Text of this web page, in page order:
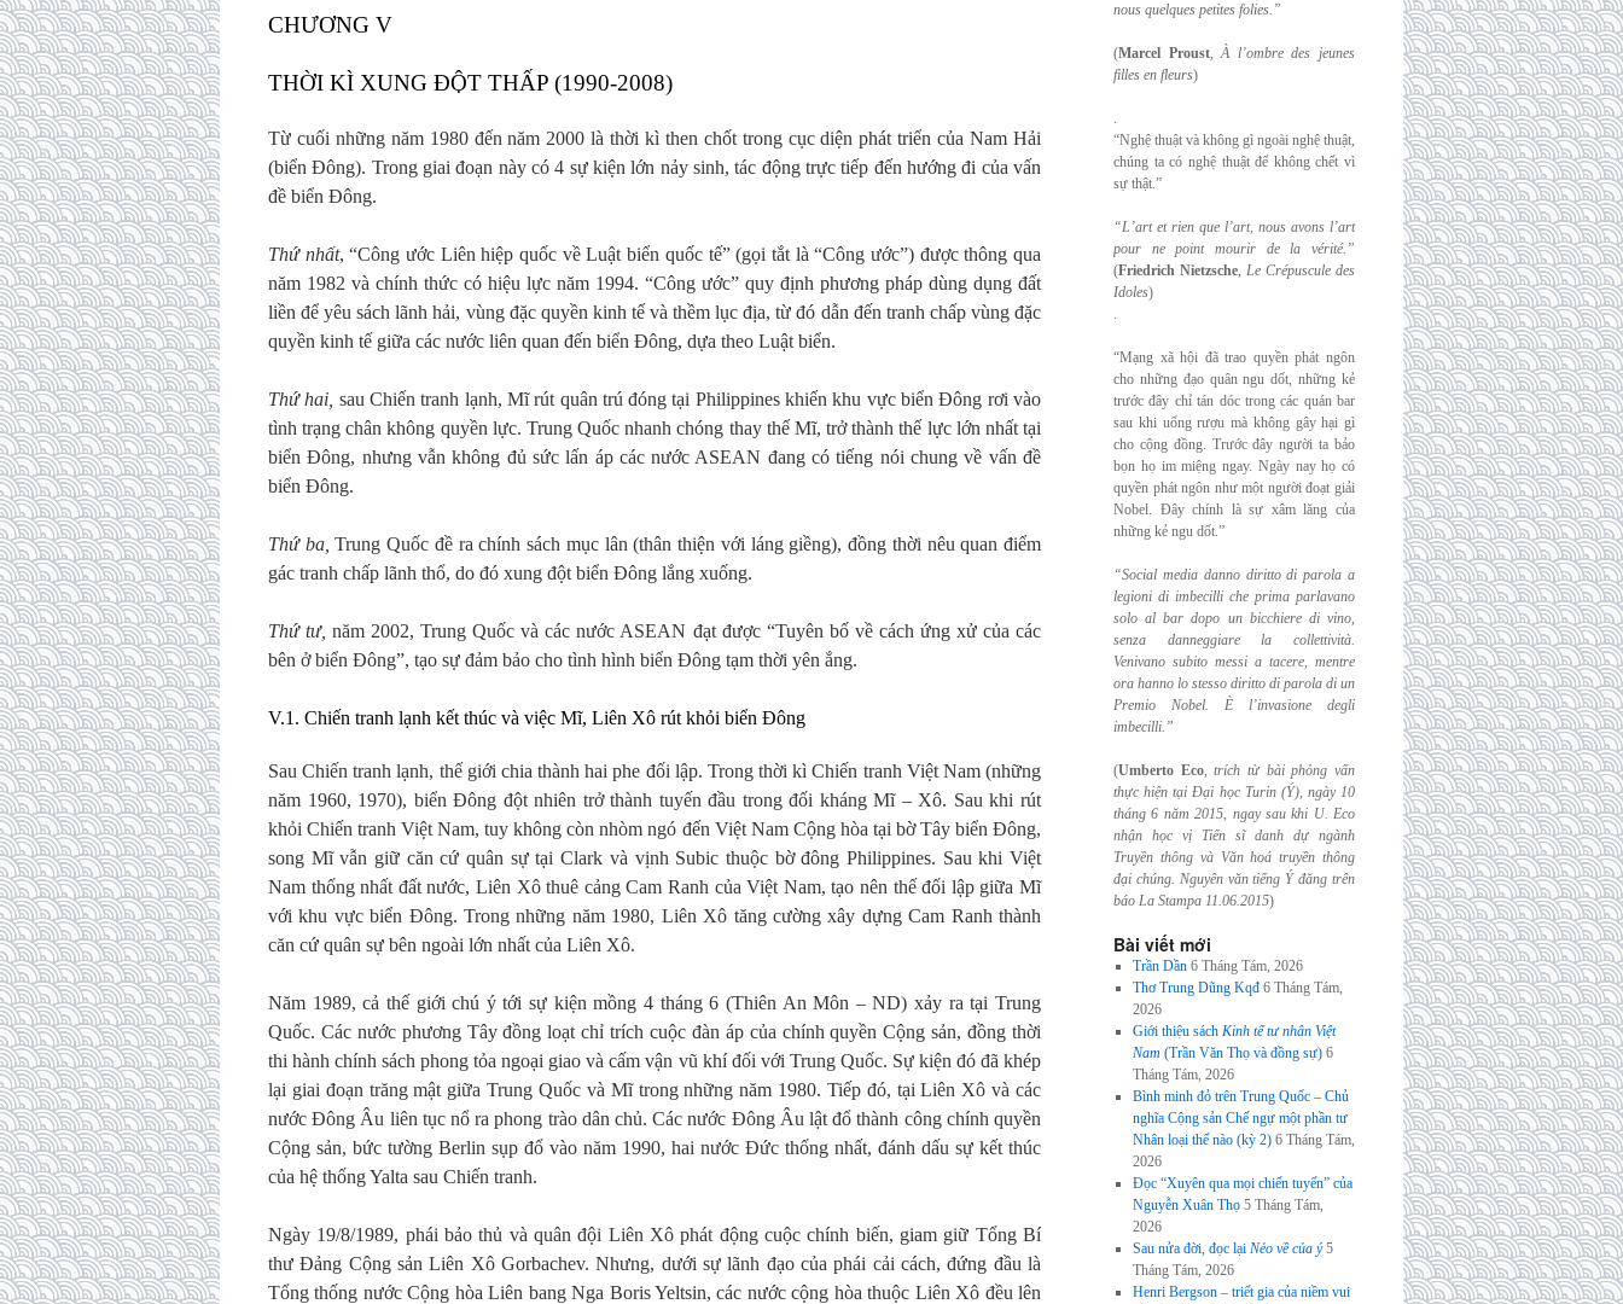
CHƯƠNG V
THỜI KÌ XUNG ĐỘT THẤP (1990-2008)
Từ cuối những năm 1980 đến năm 2000 là thời kì then chốt trong cục diện phát triển của Nam Hải
(biển Đông). Trong giai đoạn này có 4 sự kiện lớn nảy sinh, tác động trực tiếp đến hướng đi của vấn
đề biển Đông.
Thứ nhất, “Công ước Liên hiệp quốc về Luật biển quốc tế” (gọi tắt là “Công ước”) được thông qua
năm 1982 và chính thức có hiệu lực năm 1994. “Công ước” quy định phương pháp dùng dụng đất
liền để yêu sách lãnh hải, vùng đặc quyền kinh tế và thềm lục địa, từ đó dẫn đến tranh chấp vùng đặc
quyền kinh tế giữa các nước liên quan đến biển Đông, dựa theo Luật biển.
Thứ hai, sau Chiến tranh lạnh, Mĩ rút quân trú đóng tại Philippines khiến khu vực biển Đông rơi vào
tình trạng chân không quyền lực. Trung Quốc nhanh chóng thay thế Mĩ, trở thành thế lực lớn nhất tại
biển Đông, nhưng vẫn không đủ sức lấn áp các nước ASEAN đang có tiếng nói chung về vấn đề
biển Đông.
Thứ ba,Trung Quốc đề ra chính sách mục lân (thân thiện với láng giềng), đồng thời nêu quan điểm
gác tranh chấp lãnh thổ, do đó xung đột biển Đông lắng xuống.
Thứ tư, năm 2002, Trung Quốc và các nước ASEAN đạt được “Tuyên bố về cách ứng xử của các
bên ở biển Đông”, tạo sự đảm bảo cho tình hình biển Đông tạm thời yên ắng.
V.1. Chiến tranh lạnh kết thúc và việc Mĩ, Liên Xô rút khỏi biển Đông
Sau Chiến tranh lạnh, thế giới chia thành hai phe đối lập. Trong thời kì Chiến tranh Việt Nam (những
năm 1960, 1970), biển Đông đột nhiên trở thành tuyến đầu trong đối kháng Mĩ – Xô. Sau khi rút
khỏi Chiến tranh Việt Nam, tuy không còn nhòm ngó đến Việt Nam Cộng hòa tại bờ Tây biển Đông,
song Mĩ vẫn giữ căn cứ quân sự tại Clark và vịnh Subic thuộc bờ đông Philippines. Sau khi Việt
Nam thống nhất đất nước, Liên Xô thuê cảng Cam Ranh của Việt Nam, tạo nên thế đối lập giữa Mĩ
với khu vực biển Đông. Trong những năm 1980, Liên Xô tăng cường xây dựng Cam Ranh thành
căn cứ quân sự bên ngoài lớn nhất của Liên Xô.
Năm 1989, cả thế giới chú ý tới sự kiện mồng 4 tháng 6 (Thiên An Môn – ND) xảy ra tại Trung
Quốc. Các nước phương Tây đồng loạt chỉ trích cuộc đàn áp của chính quyền Cộng sản, đồng thời
thi hành chính sách phong tỏa ngoại giao và cấm vận vũ khí đối với Trung Quốc. Sự kiện đó đã khép
lại giai đoạn trăng mật giữa Trung Quốc và Mĩ trong những năm 1980. Tiếp đó, tại Liên Xô và các
nước Đông Âu liên tục nổ ra phong trào dân chủ. Các nước Đông Âu lật đổ thành công chính quyền
Cộng sản, bức tường Berlin sụp đổ vào năm 1990, hai nước Đức thống nhất, đánh dấu sự kết thúc
của hệ thống Yalta sau Chiến tranh.
Ngày 19/8/1989, phái bảo thủ và quân đội Liên Xô phát động cuộc chính biến, giam giữ Tổng Bí
thư Đảng Cộng sản Liên Xô Gorbachev. Nhưng, dưới sự lãnh đạo của phái cải cách, đứng đầu là
Tổng thống nước Cộng hòa Liên bang Nga Boris Yeltsin, các nước cộng hòa thuộc Liên Xô đều lên
nous quelques petites folies.”
(Marcel Proust,À l’ombre des jeunes
filles en fleurs)
.
“Nghệ thuật và không gì ngoài nghệ thuật,
chúng ta có nghệ thuật để không chết vì
sự thật.”
“L’art et rien que l’art, nous avons l’art
pour ne point mourir de la vérité.”
(Friedrich Nietzsche, Le Crépuscule des
Idoles)
.
“Mạng xã hội đã trao quyền phát ngôn
cho những đạo quân ngu dốt, những kẻ
trước đây chỉ tán dóc trong các quán bar
sau khi uống rượu mà không gây hại gì
cho cộng đồng. Trước đây người ta bảo
bọn họ im miệng ngay. Ngày nay họ có
quyền phát ngôn như một người đoạt giải
Nobel. Đây chính là sự xâm lăng của
những kẻ ngu dốt.”
“Social media danno diritto di parola a
legioni di imbecilli che prima parlavano
solo albar dopo un bicchiere di vino,
senza danneggiare la collettività.
Venivano subito messi a tacere, mentre
ora hanno lo stesso diritto di parola di un
Premio Nobel. È l’invasione degli
imbecilli.”
(Umberto Eco,trích từ bài phỏng vấn
thực hiện tại Đại học Turin (Ý), ngày 10
tháng 6 năm 2015, ngay sau khi U. Eco
nhận học vị Tiến sĩ danh dự ngành
Truyền thông và Văn hoá truyền thông
đại chúng. Nguyên văn tiếng Ý đăng trên
báo La Stampa 11.06.2015)
Bài viết mới
Trần Dần 6 Tháng Tám, 2026
Thơ Trung Dũng Kqđ 6 Tháng Tám,
2026
Giới thiệu sách Kinh tế tư nhân Việt
Nam (Trần Văn Thọ và đồng sự) 6
Tháng Tám, 2026
Bình minh đỏ trên Trung Quốc – Chủ
nghĩa Cộng sản Chế ngự một phần tư
Nhân loại thế nào (kỳ 2) 6 Tháng Tám,
2026
Đọc “Xuyên qua mọi chiến tuyến” của
Nguyễn Xuân Thọ 5 Tháng Tám,
2026
Sau nửa đời, đọc lại Nẻo về của ý 5
Tháng Tám, 2026
Henri Bergson – triết gia của niềm vui